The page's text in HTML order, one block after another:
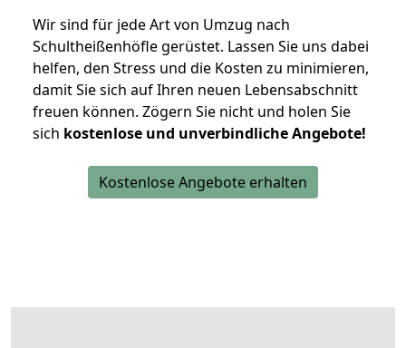
Wir sind für jede Art von Umzug nach
Schultheißenhöfle gerüstet. Lassen Sie uns dabei
helfen, den Stress und die Kosten zu minimieren,
damit Sie sich auf Ihren neuen Lebensabschnitt
freuen können. Zögern Sie nicht und holen Sie
sich kostenlose und unverbindliche Angebote!
Kostenlose Angebote erhalten